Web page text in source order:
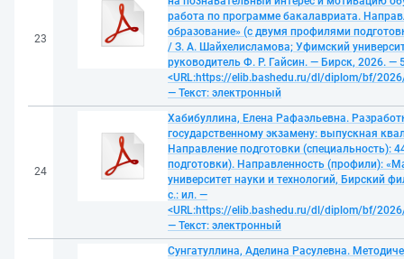
23
работа по программе бакалавриата.
образование» (с двумя профилями
/ З. А. Шайхелисламова; Уфимский
руководитель Ф. Р. Гайсин. — Бирск, 2026. —
<URL:https://elib.bashedu.ru/dl/diplom/bf/
— Текст: электронный
24
Хабибуллина, Елена Рафаэльевна.
государственному экзамену: выпускная
Направление подготовки (специальность):
подготовки). Направленность (профили):
университет науки и технологий, Бирский
с.: ил. —
<URL:https://elib.bashedu.ru/dl/diplom/bf/
— Текст: электронный
Сунгатуллина, Аделина Расулевна.